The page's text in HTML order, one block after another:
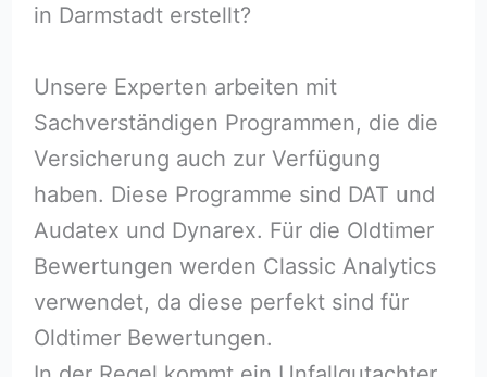
in Darmstadt erstellt?
Unsere Experten arbeiten mit
Sachverständigen Programmen, die die
Versicherung auch zur Verfügung
haben. Diese Programme sind DAT und
Audatex und Dynarex. Für die Oldtimer
Bewertungen werden Classic Analytics
verwendet, da diese perfekt sind für
Oldtimer Bewertungen.